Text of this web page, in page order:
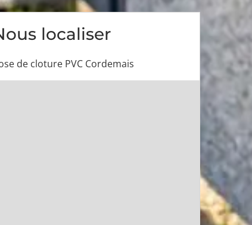
localiser
de cloture PVC Cordemais